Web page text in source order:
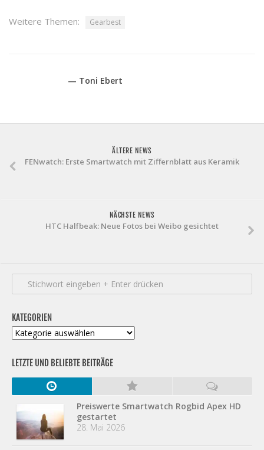
Weitere Themen: Gearbest
— Toni Ebert
ÄLTERE NEWS
FENwatch: Erste Smartwatch mit Ziffernblatt aus Keramik
NÄCHSTE NEWS
HTC Halfbeak: Neue Fotos bei Weibo gesichtet
KATEGORIEN
Kategorien
LETZTE UND BELIEBTE BEITRÄGE
Preiswerte Smartwatch Rogbid Apex HD
gestartet
28. Mai 2026